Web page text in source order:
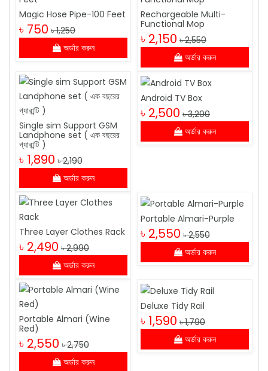
Magic Hose Pipe-100 Feet
৳ 750 ৳ 1,250
অর্ডার করুন
Rechargeable Multi-
Functional Mop
৳ 2,150 ৳ 2,550
অর্ডার করুন
Single sim Support GSM
Landphone set ( এক বছরের
গ্যারান্টি )
৳ 1,890 ৳ 2,190
অর্ডার করুন
Android TV Box
৳ 2,500 ৳ 3,200
অর্ডার করুন
Three Layer Clothes Rack
৳ 2,490 ৳ 2,990
অর্ডার করুন
Portable Almari-Purple
৳ 2,550 ৳ 2,550
অর্ডার করুন
Portable Almari (Wine
Red)
৳ 2,550 ৳ 2,750
অর্ডার করুন
Deluxe Tidy Rail
৳ 1,590 ৳ 1,790
অর্ডার করুন